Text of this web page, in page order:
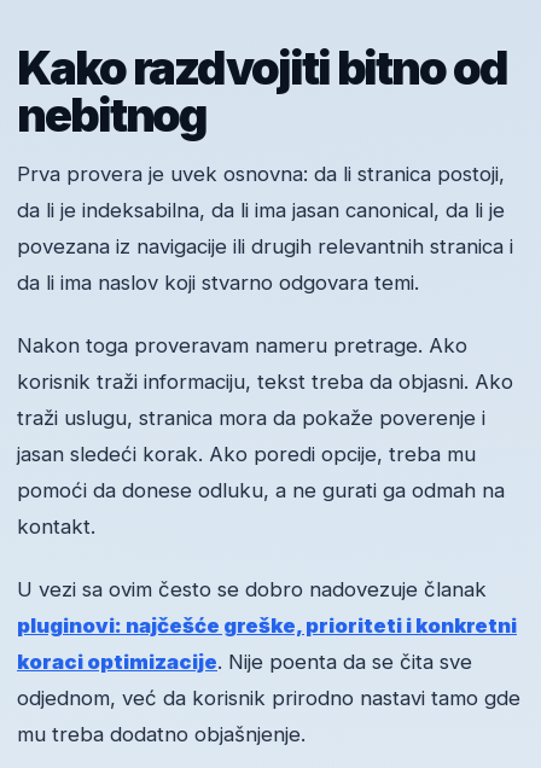
Kako razdvojiti bitno od
nebitnog
Prva provera je uvek osnovna: da li stranica postoji,
da li je indeksabilna, da li ima jasan canonical, da li je
povezana iz navigacije ili drugih relevantnih stranica i
da li ima naslov koji stvarno odgovara temi.
Nakon toga proveravam nameru pretrage. Ako
korisnik traži informaciju, tekst treba da objasni. Ako
traži uslugu, stranica mora da pokaže poverenje i
jasan sledeći korak. Ako poredi opcije, treba mu
pomoći da donese odluku, a ne gurati ga odmah na
kontakt.
U vezi sa ovim često se dobro nadovezuje članak
pluginovi: najčešće greške, prioriteti i konkretni
koraci optimizacije. Nije poenta da se čita sve
odjednom, već da korisnik prirodno nastavi tamo gde
mu treba dodatno objašnjenje.